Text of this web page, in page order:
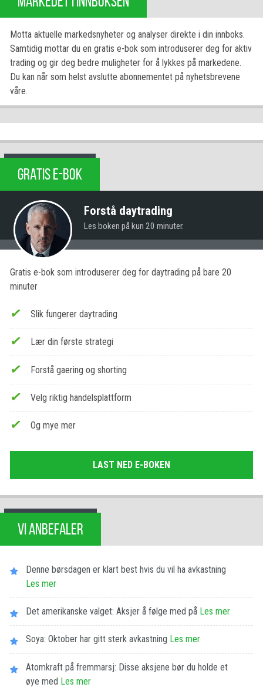
Motta aktuelle markedsnyheter og analyser direkte i din innboks.
Samtidig mottar du en gratis e-bok som introduserer deg for aktiv
trading og gir deg bedre muligheter for å lykkes på markedene.
Du kan når som helst avslutte abonnementet på nyhetsbrevene
våre.
GRATIS E-BOK
Forstå daytrading
Les boken på kun 20 minuter.
Gratis e-bok som introduserer deg for daytrading på bare 20
minuter
Slik fungerer daytrading
Lær din første strategi
Forstå gaering og shorting
Velg riktig handelsplattform
Og mye mer
LAST NED E-BOKEN
VI ANBEFALER
Denne børsdagen er klart best hvis du vil ha avkastning
Les​ ​mer
Det amerikanske valget: Aksjer å følge med på Les​ ​mer
Soya: Oktober har gitt sterk avkastning Les​ ​mer
Atomkraft på fremmarsj: Disse aksjene bør du holde et
øye med Les​ ​mer